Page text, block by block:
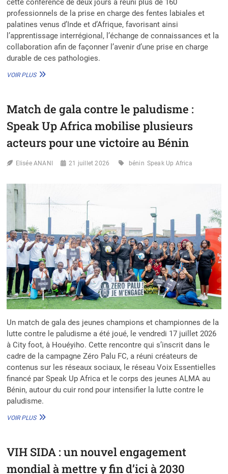
cette conférence de deux jours a réuni plus de 160
professionnels de la prise en charge des fentes labiales et
palatines venus d’Inde et d’Afrique, favorisant ainsi
l’apprentissage interrégional, l’échange de connaissances et la
collaboration afin de façonner l’avenir d’une prise en charge
durable de ces pathologies.
VOIR PLUSCONFÉRENCE
LES
LABIALES
PALATINES
:
TIRÉS
DÉCENNIE
DE
PRISE
EN
CHARGE
DES
FENTES
LABIALES
ET
PALATINES
Match de gala contre le paludisme :
Speak Up Africa mobilise plusieurs
acteurs pour une victoire au Bénin
Elisée ANANI 21 juillet 2026 bénin Speak Up Africa
Un match de gala des jeunes champions et championnes de la
lutte contre le paludisme a été joué, le vendredi 17 juillet 2026
à City foot, à Houéyiho. Cette rencontre qui s’inscrit dans le
cadre de la campagne Zéro Palu FC, a réuni créateurs de
contenus sur les réseaux sociaux, le réseau Voix Essentielles
financé par Speak Up Africa et le corps des jeunes ALMA au
Bénin, autour du cuir rond pour intensifier la lutte contre le
paludisme.
VOIR PLUSMATCH
LE
SPEAK
VIH SIDA : un nouvel engagement
mondial à mettre y fin d’ici à 2030